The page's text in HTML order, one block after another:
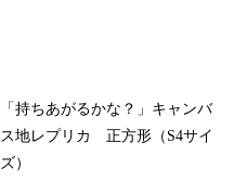
「持ちあがるかな？」キャンバ
ス地レプリカ 正方形（S4サイ
ズ）